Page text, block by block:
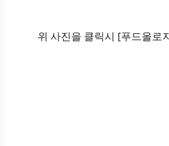
위 사진을 클릭시 [푸드올로